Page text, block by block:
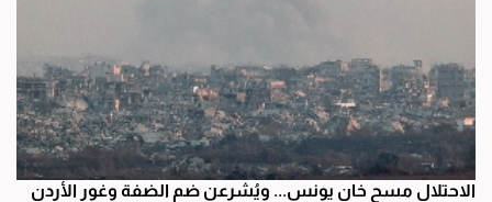
الاحتلال مسح خان يونس... ويُشرعن ضم الضفة وغور الأردن